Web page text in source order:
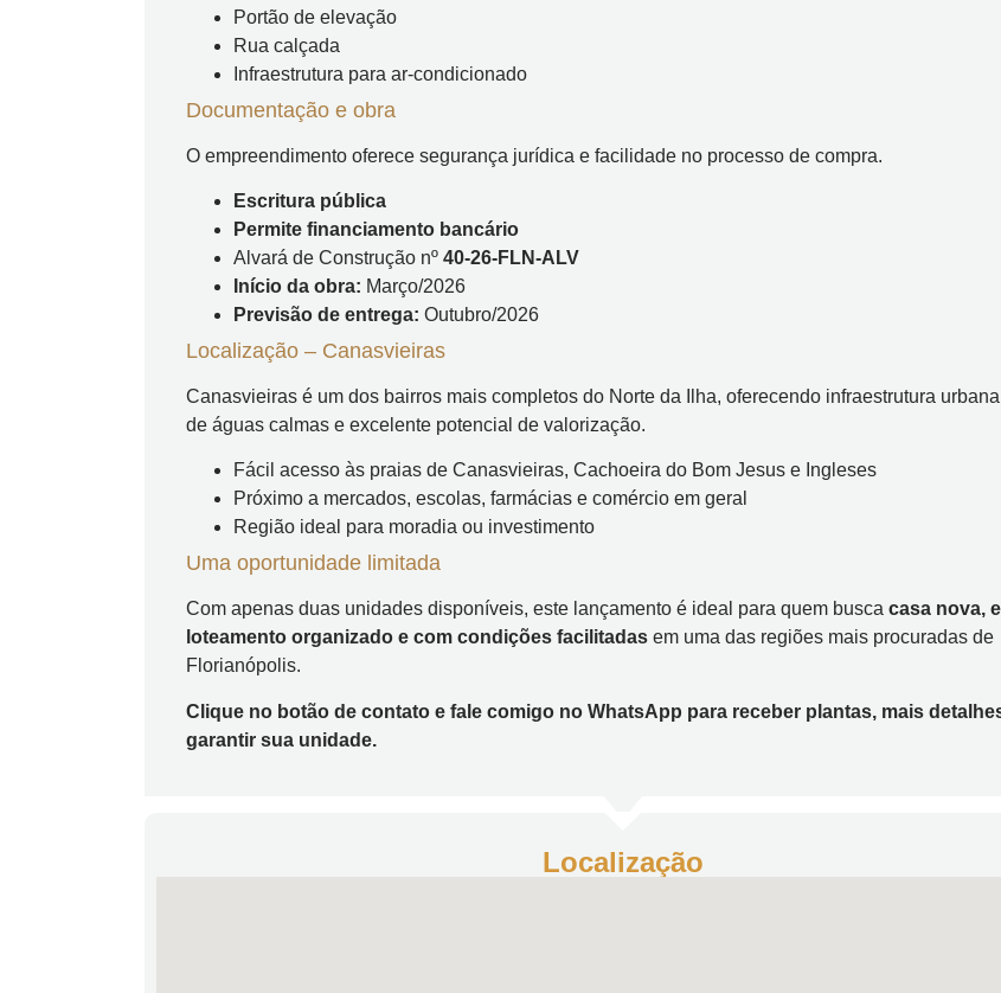
Portão de elevação
Rua calçada
Infraestrutura para ar-condicionado
Documentação e obra
O empreendimento oferece segurança jurídica e facilidade no processo de compra.
Escritura pública
Permite financiamento bancário
Alvará de Construção nº 40-26-FLN-ALV
Início da obra: Março/2026
Previsão de entrega: Outubro/2026
Localização – Canasvieiras
Canasvieiras é um dos bairros mais completos do Norte da Ilha, oferecendo infraestrutura
de águas calmas e excelente potencial de valorização.
Fácil acesso às praias de Canasvieiras, Cachoeira do Bom Jesus e Ingleses
Próximo a mercados, escolas, farmácias e comércio em geral
Região ideal para moradia ou investimento
Uma oportunidade limitada
Com apenas duas unidades disponíveis, este lançamento é ideal para quem busca casa nova,
loteamento organizado e com condições facilitadas em uma das regiões mais procuradas de
Florianópolis.
Clique no botão de contato e fale comigo no WhatsApp para receber plantas, mais
garantir sua unidade.
Localização